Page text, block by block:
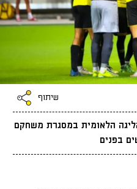
שיתוף
הלאומית במסגרת משחקם
בפנים